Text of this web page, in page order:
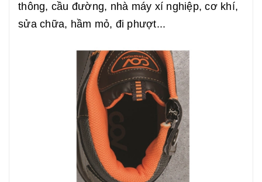
thông, cầu đường, nhà máy xí nghiệp, cơ khí,
sửa chữa, hầm mỏ, đi phượt...